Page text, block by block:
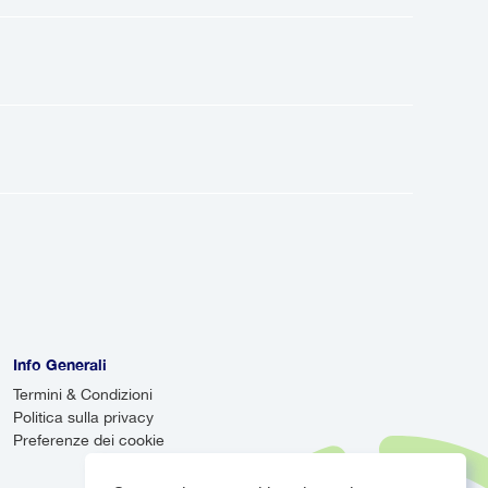
viaggiare con fiducia, sapendo
aeroportuale è un servizio
Info Generali
Termini & Condizioni
Politica sulla privacy
Preferenze dei cookie